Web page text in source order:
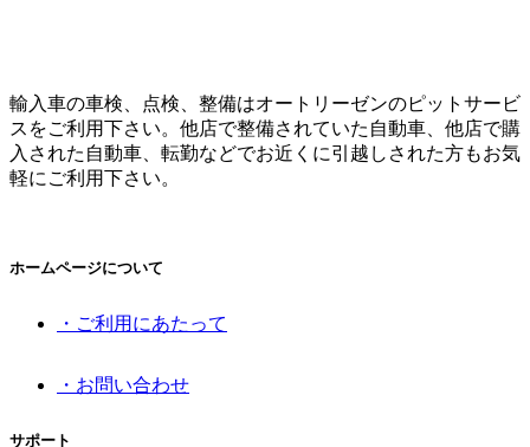
輸入車の車検、点検、整備はオートリーゼンのピットサービ
スをご利用下さい。他店で整備されていた自動車、他店で購
入された自動車、転勤などでお近くに引越しされた方もお気
軽にご利用下さい。
ホームページについて
・ご利用にあたって
・お問い合わせ
サポート